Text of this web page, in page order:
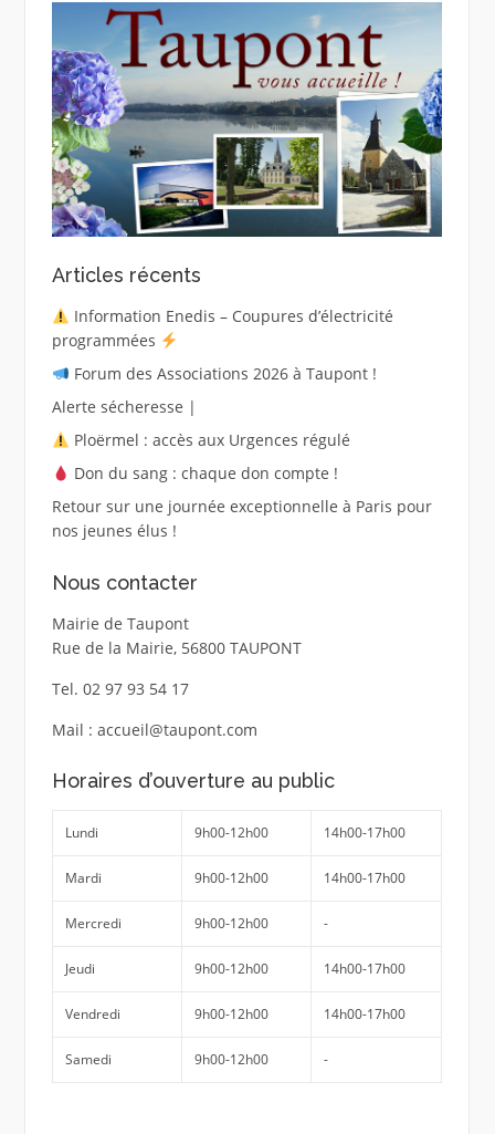
Articles récents
Information Enedis – Coupures d’électricité
programmées
Forum des Associations 2026 à Taupont !
Alerte sécheresse |
Ploërmel : accès aux Urgences régulé
Don du sang : chaque don compte !
Retour sur une journée exceptionnelle à Paris pour
nos jeunes élus !
Nous contacter
Mairie de Taupont
Rue de la Mairie, 56800 TAUPONT
Tel. 02 97 93 54 17
Mail : accueil@taupont.com
Horaires d’ouverture au public
Lundi 9h00-12h00 14h00-17h00
Mardi 9h00-12h00 14h00-17h00
Mercredi 9h00-12h00 -
Jeudi 9h00-12h00 14h00-17h00
Vendredi 9h00-12h00 14h00-17h00
Samedi 9h00-12h00 -